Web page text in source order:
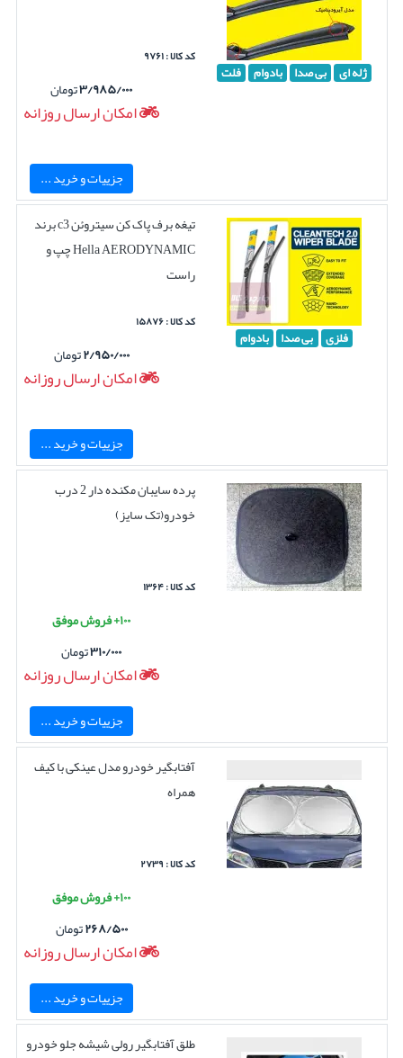
ژله ای بی صدا بادوام فلت
کد کالا : ۹۷۶۱
۳/۹۸۵/۰۰۰تومان
امکان ارسال روزانه
جزییات و خرید ...
فلزی بی صدا بادوام
تیغه برف پاک کن سیتروئن c3 برند
Hella AERODYNAMIC چپ و
راست
کد کالا : ۱۵۸۷۶
۲/۹۵۰/۰۰۰تومان
امکان ارسال روزانه
جزییات و خرید ...
پرده سایبان مکنده دار 2 درب
خودرو(تک سایز)
کد کالا : ۱۳۶۴
۱۰۰+ فروش موفق
۳۱۰/۰۰۰تومان
امکان ارسال روزانه
جزییات و خرید ...
آفتابگیر خودرو مدل عینکی با کیف
همراه
کد کالا : ۲۷۳۹
۱۰۰+ فروش موفق
۲۶۸/۵۰۰تومان
امکان ارسال روزانه
جزییات و خرید ...
طلق آفتابگیر رولی شیشه جلو خودرو